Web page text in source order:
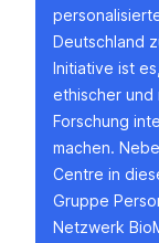
Deutschland
Initiative ist
ethischer und
Forschung
machen.
Centre in
Gruppe
Netzwerk